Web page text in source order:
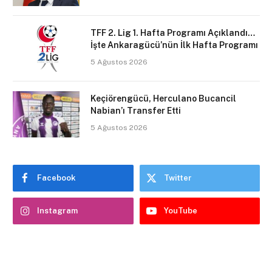
TFF 2. Lig 1. Hafta Programı Açıklandı…
İşte Ankaragücü’nün İlk Hafta Programı
5 Ağustos 2026
Keçiörengücü, Herculano Bucancil
Nabian’ı Transfer Etti
5 Ağustos 2026
Facebook Twitter
Instagram YouTube